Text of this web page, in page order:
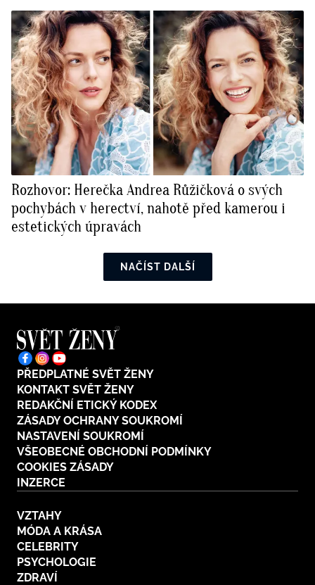
Rozhovor: Herečka Andrea Růžičková o svých
pochybách v herectví, nahotě před kamerou i
estetických úpravách
NAČÍST DALŠÍ
PŘEDPLATNÉ SVĚT ŽENY
KONTAKT SVĚT ŽENY
REDAKČNÍ ETICKÝ KODEX
ZÁSADY OCHRANY SOUKROMÍ
NASTAVENÍ SOUKROMÍ
VŠEOBECNÉ OBCHODNÍ PODMÍNKY
COOKIES ZÁSADY
INZERCE
VZTAHY
MÓDA A KRÁSA
CELEBRITY
PSYCHOLOGIE
ZDRAVÍ